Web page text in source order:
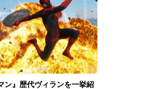
ン』歴代ヴィランを一挙紹